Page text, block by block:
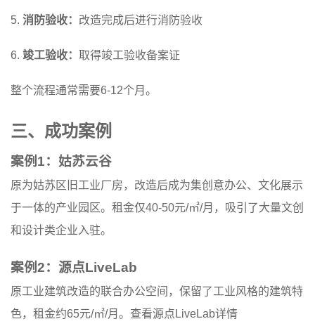
5. 消防验收： 改造完成后进行消防验收
6. 竣工验收： 取得竣工验收备案证
整个流程通常需要6-12个月。
三、成功案例
案例1：姑苏云谷
原为姑苏区旧工业厂房，改造后成为集创意办公、文化展示
于一体的产业园区。租金仅40-50元/㎡/月，吸引了大量文创
和设计类企业入驻。
案例2：源点LiveLab
原工业建筑改造的联合办公空间，保留了工业风格的建筑特
色，租金约65元/㎡/月。 查看源点LiveLab详情